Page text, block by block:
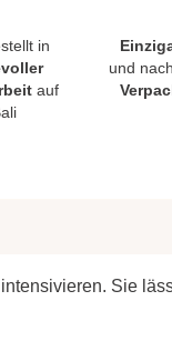
in
auf
und
Sie